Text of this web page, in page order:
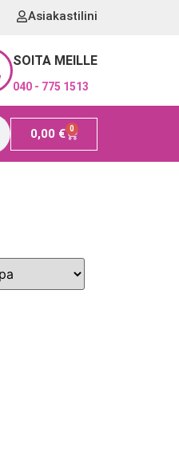
Asiakastilini
SOITA MEILLE
040 - 775 1513
0,00 € 0